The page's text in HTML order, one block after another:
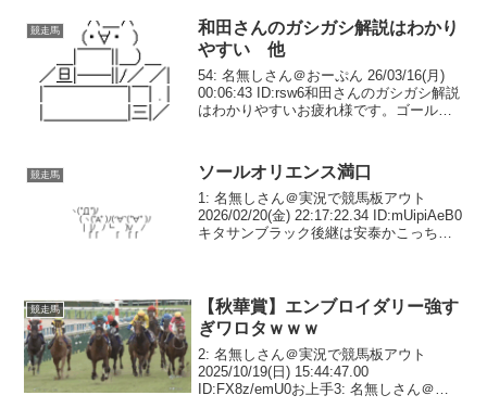
競走馬
和田さんのガシガシ解説はわかり
やすい 他
54: 名無しさん＠おーぷん 26/03/16(月)
00:06:43 ID:rsw6和田さんのガシガシ解説
はわかりやすいお疲れ様です。ゴール手
るので、余計な動きは要ら...
競走馬 ソールオリエンス満口
1: 名無しさん＠実況で競馬板アウト
2026/02/20(金) 22:17:22.34 ID:mUipiAeB0
キタサンブラック後継は安泰かこっちは
競走馬
【秋華賞】エンブロイダリー強す
ぎワロタｗｗｗ
2: 名無しさん＠実況で競馬板アウト
2025/10/19(日) 15:44:47.00
ID:FX8z/emU0お上手3: 名無しさん＠実